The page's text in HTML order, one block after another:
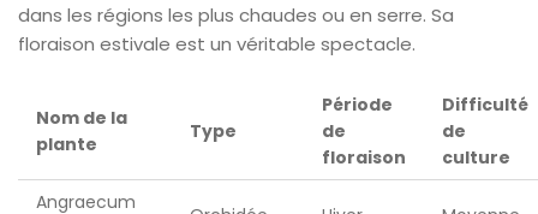
dans les régions les plus chaudes ou en serre. Sa
floraison estivale est un véritable spectacle.
Nom de la
plante
Type
Période
de
floraison
Difficulté
de
culture
Angraecum